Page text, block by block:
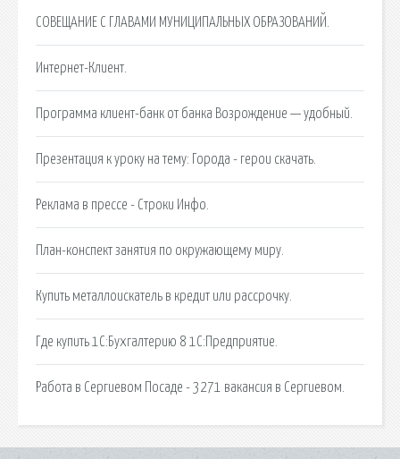
СОВЕЩАНИЕ С ГЛАВАМИ МУНИЦИПАЛЬНЫХ ОБРАЗОВАНИЙ.
Интернет-Клиент.
Программа клиент-банк от банка Возрождение — удобный.
Презентация к уроку на тему: Города - герои скачать.
Реклама в прессе - Строки Инфо.
План-конспект занятия по окружающему миру.
Купить металлоискатель в кредит или рассрочку.
Где купить 1С:Бухгалтерию 8 1С:Предприятие.
Работа в Сергиевом Посаде - 3271 вакансия в Сергиевом.